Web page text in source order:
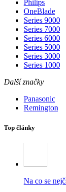
Philips
OneBlade
Series 9000
Series 7000
Series 6000
Series 5000
Series 3000
Series 1000
Další značky
Panasonic
Remington
Top články
Na co se